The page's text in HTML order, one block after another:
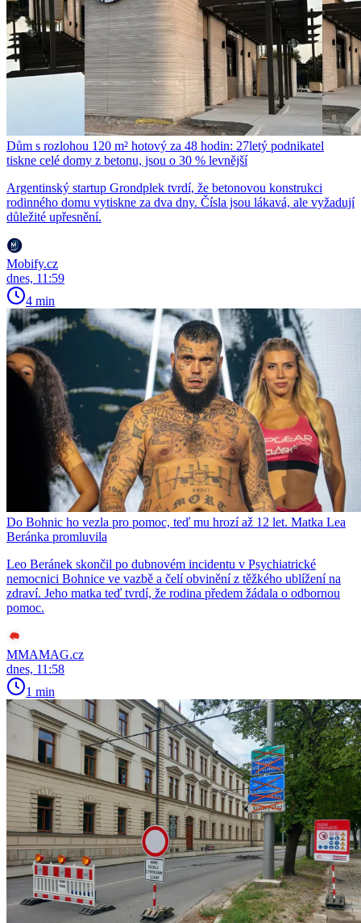
Dům s rozlohou 120 m² hotový za 48 hodin: 27letý podnikatel
tiskne celé domy z betonu, jsou o 30 % levnější
Argentinský startup Grondplek tvrdí, že betonovou konstrukci
rodinného domu vytiskne za dva dny. Čísla jsou lákavá, ale vyžadují
důležité upřesnění.
Mobify.cz
dnes, 11:59
4 min
Do Bohnic ho vezla pro pomoc, teď mu hrozí až 12 let. Matka Lea
Beránka promluvila
Leo Beránek skončil po dubnovém incidentu v Psychiatrické
nemocnici Bohnice ve vazbě a čelí obvinění z těžkého ublížení na
zdraví. Jeho matka teď tvrdí, že rodina předem žádala o odbornou
pomoc.
MMAMAG.cz
dnes, 11:58
1 min